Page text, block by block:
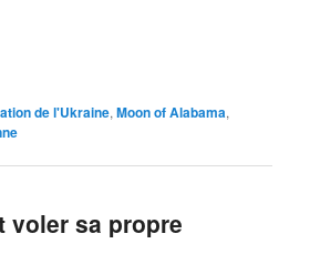
de l'Ukraine,Moon of Alabama,
voler sa propre